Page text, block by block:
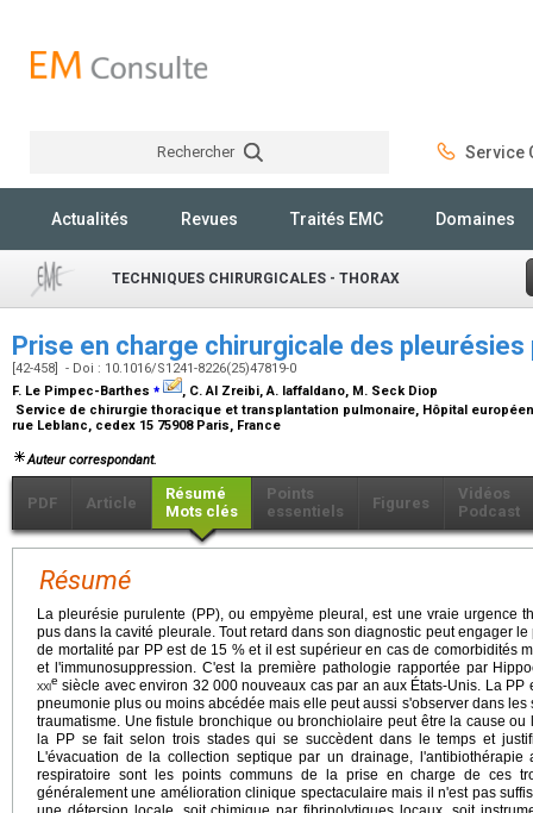
Rechercher Service
Actualités Revues Traités EMC Domaines
TECHNIQUES CHIRURGICALES - THORAX
Prise en charge chirurgicale des
[42-458] - Doi : 10.1016/S1241-8226(25)47819-0
F. Le Pimpec-Barthes ⁎
, C. Al Zreibi, A. Iaffaldano, M. Seck Diop
Service de chirurgie thoracique et transplantation pulmonaire, Hôpital
rue Leblanc, cedex 15 75908 Paris, France
Auteur correspondant.
PDF Article
Résumé
Mots clés
Points
essentiels
Figures
Vidéos
Podcast
Résumé
La pleurésie purulente (PP), ou empyème pleural, est une vraie urgence
pus dans la cavité pleurale. Tout retard dans son diagnostic peut engager
de mortalité par PP est de 15 % et il est supérieur en cas de comorbidités
et l'immunosuppression. C'est la première pathologie rapportée par
xxie siècle avec environ 32 000 nouveaux cas par an aux États-Unis. La
pneumonie plus ou moins abcédée mais elle peut aussi s'observer dans
traumatisme. Une fistule bronchique ou bronchiolaire peut être la cause
la PP se fait selon trois stades qui se succèdent dans le temps et
L'évacuation de la collection septique par un drainage,
respiratoire sont les points communs de la prise en charge de ces
généralement une amélioration clinique spectaculaire mais il n'est pas